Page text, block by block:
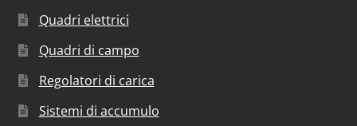
Quadri elettrici
Quadri di campo
Regolatori di carica
Sistemi di accumulo